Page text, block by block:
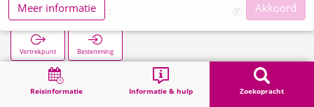
Reisinformatie Informatie & hulp Zoekopracht
Büsbach Markt
Vertrekpunt Bestemming
Zoekopracht
Meer informatie
Akkoord